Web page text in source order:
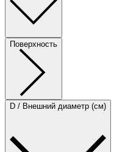
Поверхность
D / Внешний диаметр (см)